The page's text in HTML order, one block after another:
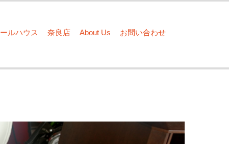
ドールハウス 奈良店 About Us お問い合わせ